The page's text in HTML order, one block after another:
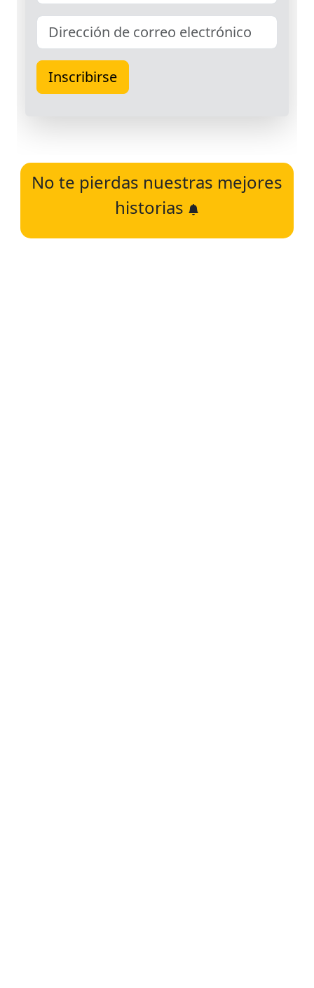
No te pierdas nuestras mejores
historias